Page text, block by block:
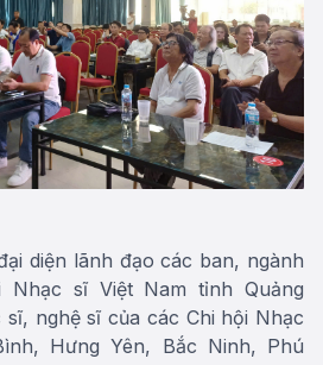
diện lãnh đạo các ban, ngành
Nhạc sĩ Việt Nam tỉnh Quảng
nghệ sĩ của các Chi hội Nhạc
Hưng Yên, Bắc Ninh, Phú